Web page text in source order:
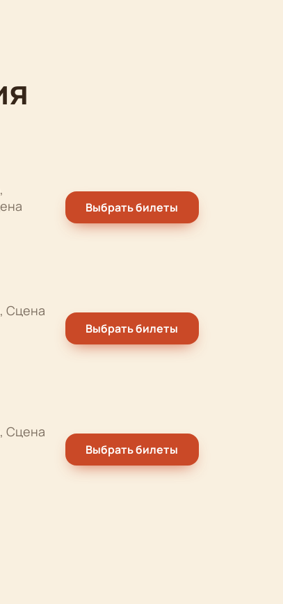
Выбрать билеты
Сцена
Выбрать билеты
Сцена
Выбрать билеты